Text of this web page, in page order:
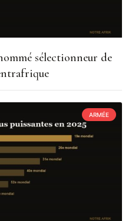
sélectionneur de
ARMÉE